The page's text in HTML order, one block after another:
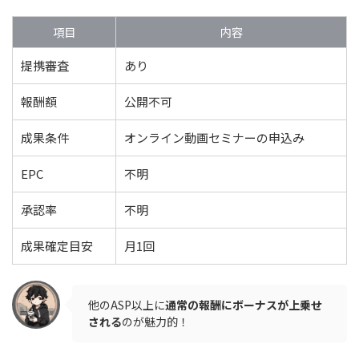
項目
内容
提携審査
あり
報酬額 公開不可
成果条件 オンライン動画セミナーの申込み
EPC 不明
承認率 不明
成果確定目安 月1回
他のASP以上に通常の報酬にボーナスが上乗せ
されるのが魅力的！